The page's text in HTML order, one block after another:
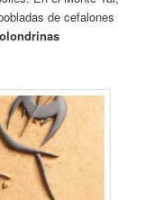
de cefalones